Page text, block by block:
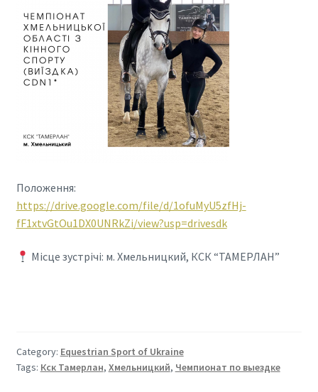
Положення:
https://drive.google.com/file/d/1ofuMyU5zfHj-
fF1xtvGtOu1DX0UNRkZi/view?usp=drivesdk
Місце зустрічі: м. Хмельницкий, КСК “ТАМЕРЛАН”
Category: Equestrian Sport of Ukraine
Tags: Кск Тамерлан, Хмельницкий, Чемпионат по выездке